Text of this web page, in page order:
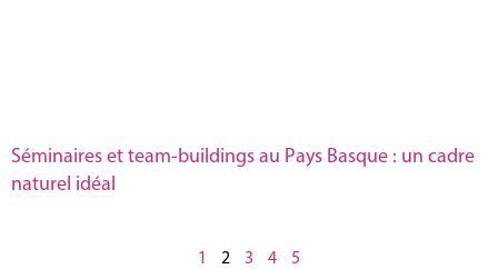
Séminaires et team-buildings au Pays Basque : un cadre
naturel idéal
1 2 3 4 5